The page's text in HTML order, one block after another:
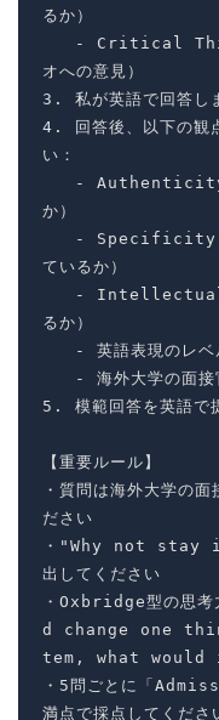
るか）
オへの意見）
3. 私が英語で回答し
4. 回答後、以下の観
い：
か）
ているか）
るか）
5. 模範回答を英語で
【重要ルール】
・質問は海外大学の
ださい
・"Why not stay
出してください
・Oxbridge型の思
d change one
tem, what would it
・5問ごとに「
満点で採点してくださ